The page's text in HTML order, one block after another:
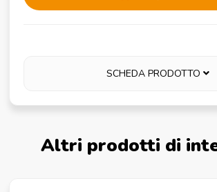
SCHEDA PRODOTTO
Altri prodotti di